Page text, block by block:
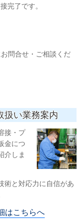
完了です。
問合せ・ご相談くだ
扱い業務案内
接・プ
金につ
介しま
術と対応力に自信があ
はこちらへ